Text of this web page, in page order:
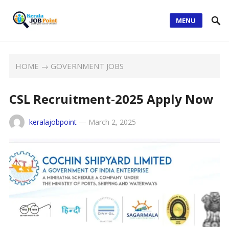
MENU
HOME → GOVERNMENT JOBS
CSL Recruitment-2025 Apply Now
keralajobpoint— March 2, 2025